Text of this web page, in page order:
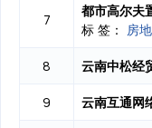
7
都市高尔夫
标 签： 房
8 云南中松经
9 云南互通网